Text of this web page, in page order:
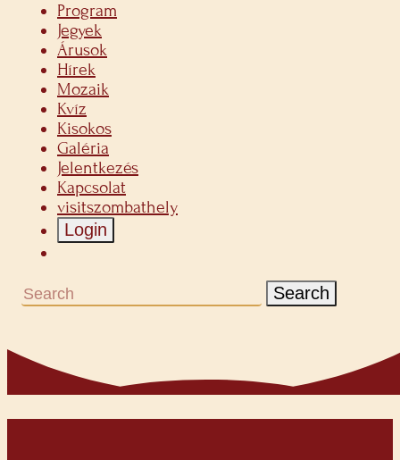
Program
Jegyek
Árusok
Hírek
Mozaik
Kvíz
Kisokos
Galéria
Jelentkezés
Kapcsolat
visitszombathely
Login
Search